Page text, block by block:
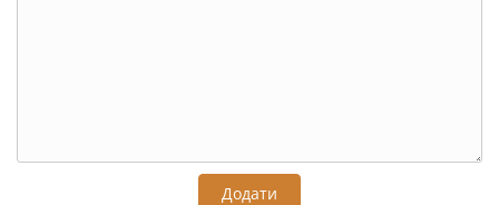
Додати